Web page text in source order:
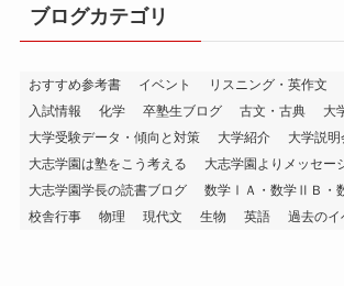
ブログカテゴリ
おすすめ参考書 イベント リスニング・英作文
入試情報
化学 卒塾生ブログ 古文・古典
大
大学受験データ・傾向と対策
大学紹介
大学説明
大志学園は塾をこう考える
大志学園よりメッセー
大志学園学長の読書ブログ
数学ⅠＡ・数学ⅡＢ・
校舎行事
物理 現代文 生物 英語 過去のイ